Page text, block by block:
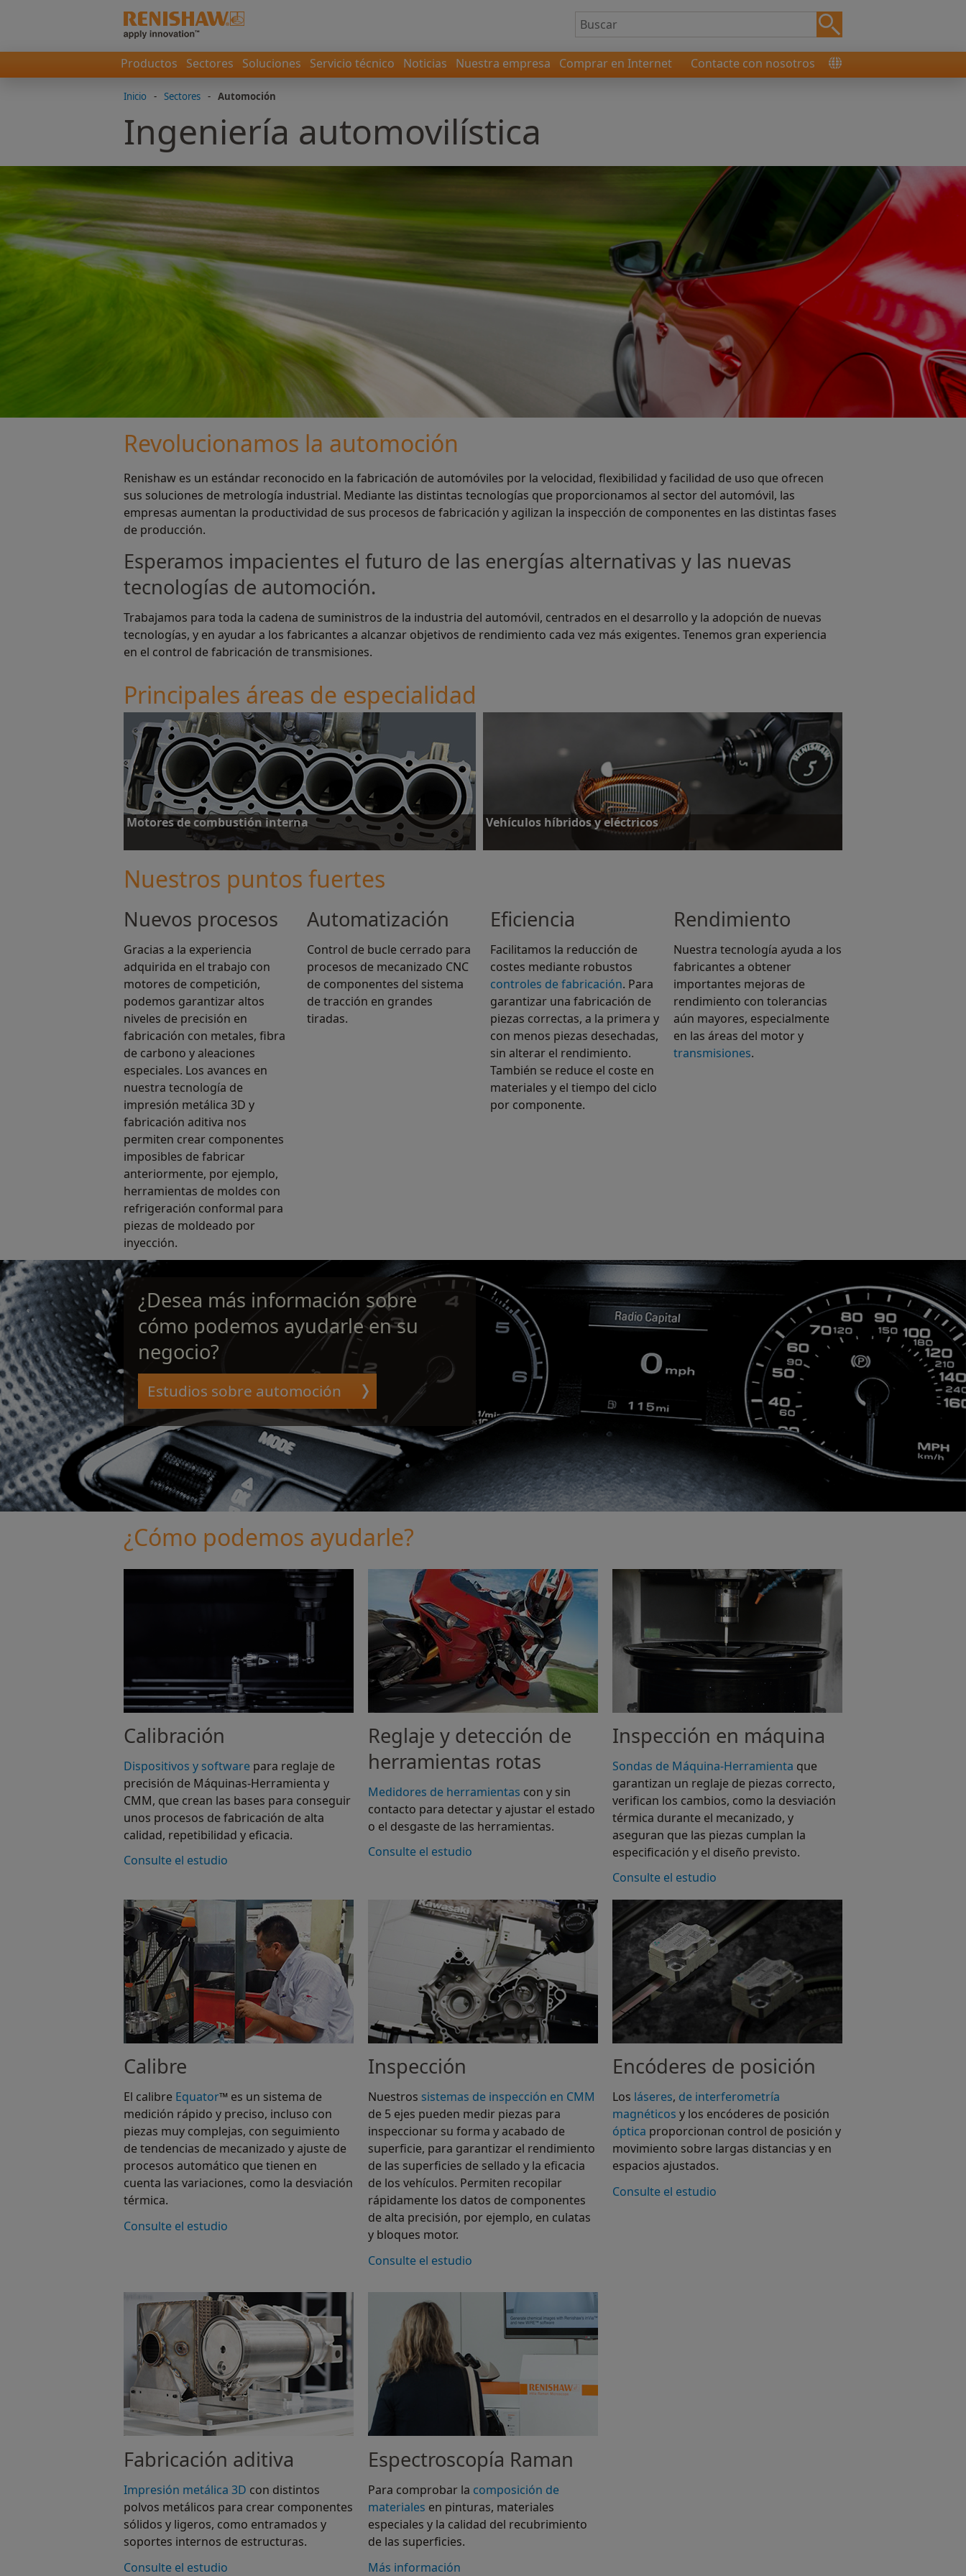
Productos Sectores Soluciones Servicio técnico Noticias Nuestra empresa Comprar en Internet Contacte con nosotros
Inicio - Sectores - Automoción
Ingeniería automovilística
Revolucionamos la automoción
Renishaw es un estándar reconocido en la fabricación de automóviles por la velocidad, flexibilidad y facilidad de uso que ofrecen
sus soluciones de metrología industrial. Mediante las distintas tecnologías que proporcionamos al sector del automóvil, las
empresas aumentan la productividad de sus procesos de fabricación y agilizan la inspección de componentes en las distintas fases
de producción.
Esperamos impacientes el futuro de las energías alternativas y las nuevas
tecnologías de automoción.
Trabajamos para toda la cadena de suministros de la industria del automóvil, centrados en el desarrollo y la adopción de nuevas
tecnologías, y en ayudar a los fabricantes a alcanzar objetivos de rendimiento cada vez más exigentes. Tenemos gran experiencia
en el control de fabricación de transmisiones.
Principales áreas de especialidad
Motores de combustión interna
Más información
Vehículos híbridos y eléctricos
Más información
Nuestros puntos fuertes
Nuevos procesos
Gracias a la experiencia
adquirida en el trabajo con
motores de competición,
podemos garantizar altos
niveles de precisión en
fabricación con metales, fibra
de carbono y aleaciones
especiales. Los avances en
nuestra tecnología de
impresión metálica 3D y
fabricación aditiva nos
permiten crear componentes
imposibles de fabricar
anteriormente, por ejemplo,
herramientas de moldes con
refrigeración conformal para
piezas de moldeado por
inyección.
Automatización
Control de bucle cerrado para
procesos de mecanizado CNC
de componentes del sistema
de tracción en grandes
tiradas.
Eficiencia
Facilitamos la reducción de
costes mediante robustos
controles de fabricación. Para
garantizar una fabricación de
piezas correctas, a la primera y
con menos piezas desechadas,
sin alterar el rendimiento.
También se reduce el coste en
materiales y el tiempo del ciclo
por componente.
Rendimiento
Nuestra tecnología ayuda a los
fabricantes a obtener
importantes mejoras de
rendimiento con tolerancias
aún mayores, especialmente
en las áreas del motor y
transmisiones.
¿Desea más información sobre
cómo podemos ayudarle en su
negocio?
Estudios sobre automoción
¿Cómo podemos ayudarle?
Calibración
Dispositivos y software para reglaje de
precisión de Máquinas-Herramienta y
CMM, que crean las bases para conseguir
unos procesos de fabricación de alta
calidad, repetibilidad y eficacia.
Consulte el estudio
Reglaje y detección de
herramientas rotas
Medidores de herramientas con y sin
contacto para detectar y ajustar el estado
o el desgaste de las herramientas.
Consulte el estudio
Inspección en máquina
Sondas de Máquina-Herramienta que
garantizan un reglaje de piezas correcto,
verifican los cambios, como la desviación
térmica durante el mecanizado, y
aseguran que las piezas cumplan la
especificación y el diseño previsto.
Consulte el estudio
Calibre
El calibre Equator™ es un sistema de
medición rápido y preciso, incluso con
piezas muy complejas, con seguimiento
de tendencias de mecanizado y ajuste de
procesos automático que tienen en
cuenta las variaciones, como la desviación
térmica.
Consulte el estudio
Inspección
Nuestros sistemas de inspección en CMM
de 5 ejes pueden medir piezas para
inspeccionar su forma y acabado de
superficie, para garantizar el rendimiento
de las superficies de sellado y la eficacia
de los vehículos. Permiten recopilar
rápidamente los datos de componentes
de alta precisión, por ejemplo, en culatas
y bloques motor.
Consulte el estudio
Encóderes de posición
Los láseres, de interferometría
magnéticos y los encóderes de posición
óptica proporcionan control de posición y
movimiento sobre largas distancias y en
espacios ajustados.
Consulte el estudio
Fabricación aditiva
Impresión metálica 3D con distintos
polvos metálicos para crear componentes
sólidos y ligeros, como entramados y
soportes internos de estructuras.
Consulte el estudio
Espectroscopía Raman
Para comprobar la composición de
materiales en pinturas, materiales
especiales y la calidad del recubrimiento
de las superficies.
Más información